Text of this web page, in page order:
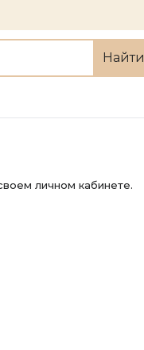
Найти
личном кабинете.